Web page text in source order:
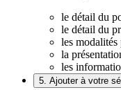
le détail du
le détail du
les
la
les
5. Ajouter à votre